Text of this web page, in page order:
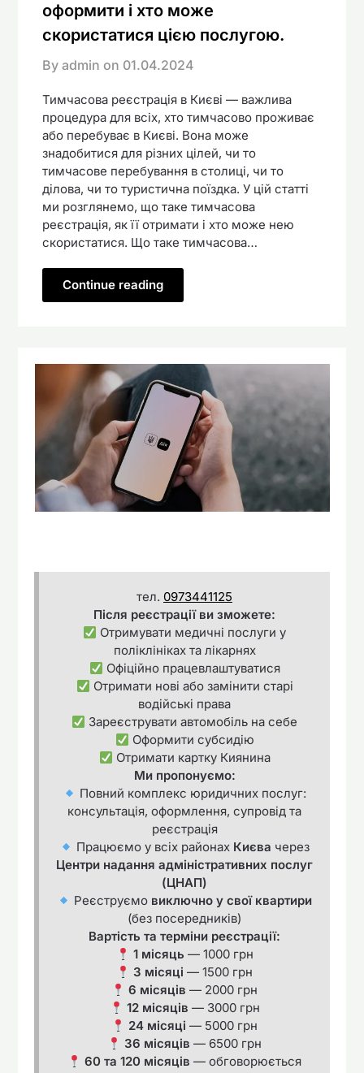
оформити і хто може
скористатися цією послугою.
By admin on 01.04.2024
Тимчасова реєстрація в Києві — важлива
процедура для всіх, хто тимчасово проживає
або перебуває в Києві. Вона може
знадобитися для різних цілей, чи то
тимчасове перебування в столиці, чи то
ділова, чи то туристична поїздка. У цій статті
ми розглянемо, що таке тимчасова
реєстрація, як її отримати і хто може нею
скористатися. Що таке тимчасова…
Continue reading
тел. 0973441125
Після реєстрації ви зможете:
Отримувати медичні послуги у
поліклініках та лікарнях
Офіційно працевлаштуватися
Отримати нові або замінити старі
водійські права
Зареєструвати автомобіль на себе
Оформити субсидію
Отримати картку Киянина
Ми пропонуємо:
Повний комплекс юридичних послуг:
консультація, оформлення, супровід та
реєстрація
Працюємо у всіх районах Києва через
Центри надання адміністративних послуг
(ЦНАП)
Реєструємо виключно у свої квартири
(без посередників)
Вартість та терміни реєстрації:
1 місяць — 1000 грн
3 місяці — 1500 грн
6 місяців — 2000 грн
12 місяців — 3000 грн
24 місяці — 5000 грн
36 місяців — 6500 грн
60 та 120 місяців — обговорюється